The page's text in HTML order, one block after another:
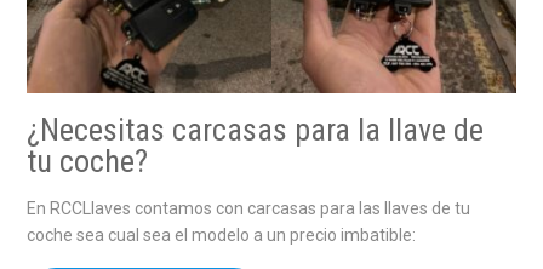
¿Necesitas carcasas para la llave de
tu coche?
En RCCLlaves contamos con carcasas para las llaves de tu
coche sea cual sea el modelo a un precio imbatible: